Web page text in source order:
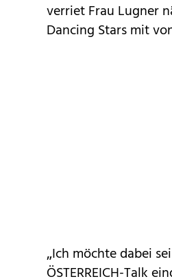
verriet Frau Lugner
Dancing Stars mit
„Ich möchte dabei
ÖSTERREICH-Talk